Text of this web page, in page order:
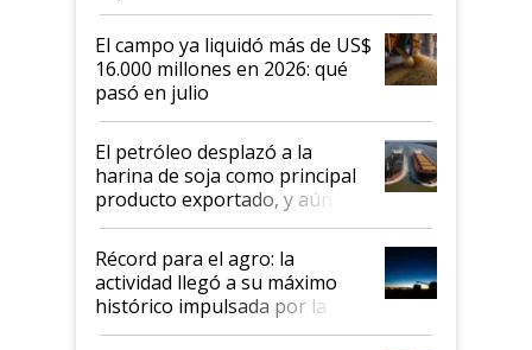
El campo ya liquidó más de US$
16.000 millones en 2026: qué
pasó en julio
El petróleo desplazó a la
harina de soja como principal
producto exportado, y aún así
el agro aportó casi seis de cada
diez dólares y sostuvo el
liderazgo en un semestre
récord
Récord para el agro: la
actividad llegó a su máximo
histórico impulsada por la
cosecha y las exportaciones